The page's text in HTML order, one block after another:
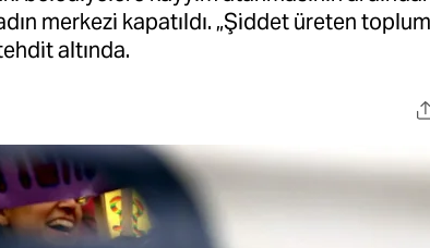
merkezi kapatıldı. „Şiddet üreten
altında.